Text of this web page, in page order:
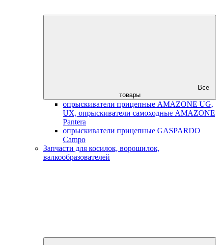
Все
товары
опрыскиватели прицепные AMAZONE UG,
UX, опрыскиватели самоходные AMAZONE
Pantera
опрыскиватели прицепные GASPARDO
Campo
Запчасти для косилок, ворошилок,
валкообразователей